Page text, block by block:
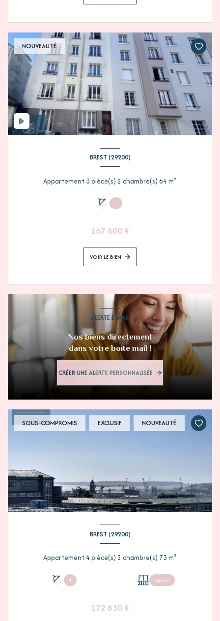
NOUVEAUTÉ
BREST (29200)
Appartement 3 pièce(s) 2 chambre(s) 64 m²
1
167 600 €
VOIR LE BIEN
ALERTE E-MAIL
Nos biens directement
dans votre boite mail !
CRÉER UNE ALERTE PERSONNALISÉE
SOUS-COMPROMIS EXCLUSIF NOUVEAUTÉ
BREST (29200)
Appartement 4 pièce(s) 2 chambre(s) 73 m²
1 Balcon
172 830 €